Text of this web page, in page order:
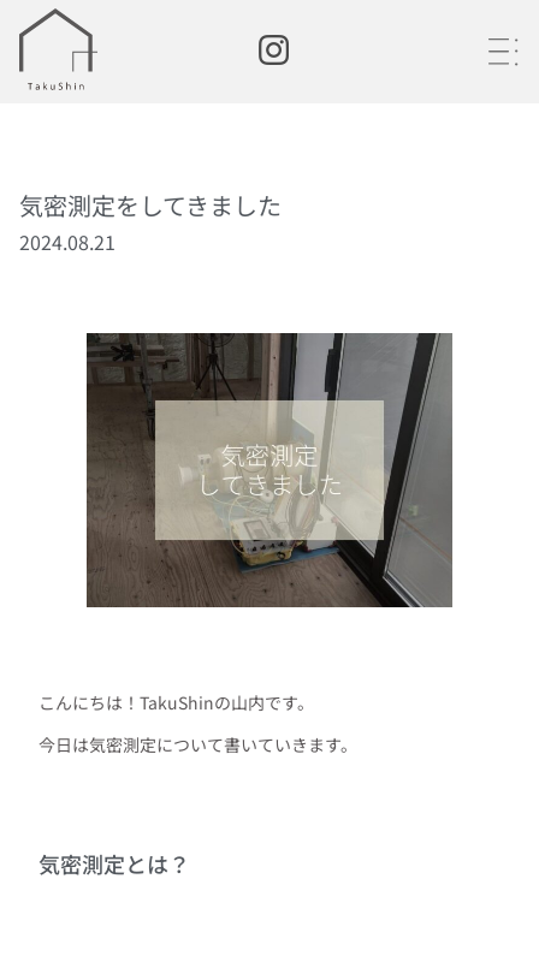
・
・
・
気密測定をしてきました
2024.08.21
こんにちは！TakuShinの山内です。
今日は気密測定について書いていきます。
気密測定とは？